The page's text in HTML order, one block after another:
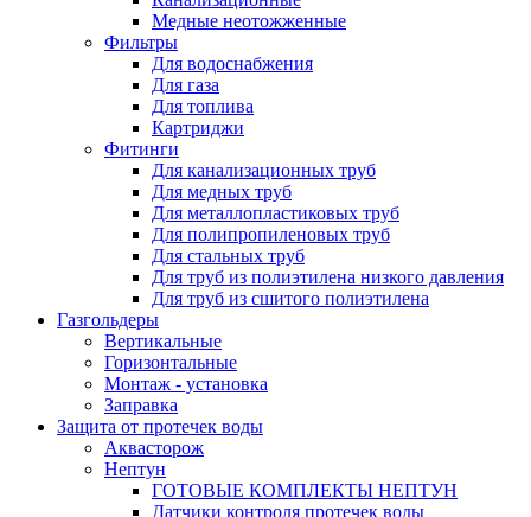
Медные неотожженные
Фильтры
Для водоснабжения
Для газа
Для топлива
Картриджи
Фитинги
Для канализационных труб
Для медных труб
Для металлопластиковых труб
Для полипропиленовых труб
Для стальных труб
Для труб из полиэтилена низкого давления
Для труб из сшитого полиэтилена
Газгольдеры
Вертикальные
Горизонтальные
Монтаж - установка
Заправка
Защита от протечек воды
Аквасторож
Нептун
ГОТОВЫЕ КОМПЛЕКТЫ НЕПТУН
Датчики контроля протечек воды